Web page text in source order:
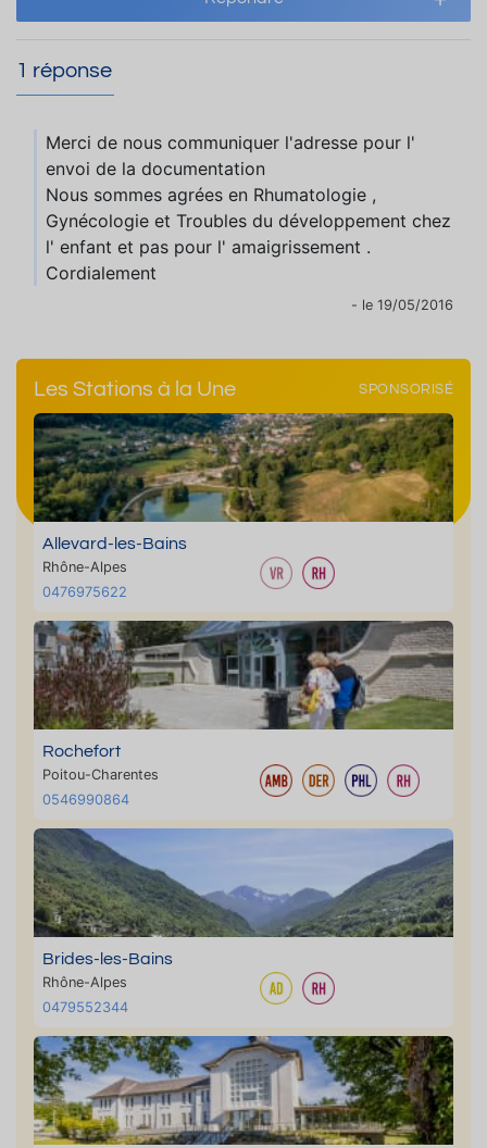
1 réponse
Merci de nous communiquer l'adresse pour l'
envoi de la documentation
Nous sommes agrées en Rhumatologie ,
Gynécologie et Troubles du développement chez
l' enfant et pas pour l' amaigrissement .
Cordialement
- le 19/05/2016
Les Stations à la Une SPONSORISÉ
Allevard-les-Bains
Rhône-Alpes
0476975622
Rochefort
Poitou-Charentes
0546990864
Brides-les-Bains
Rhône-Alpes
0479552344